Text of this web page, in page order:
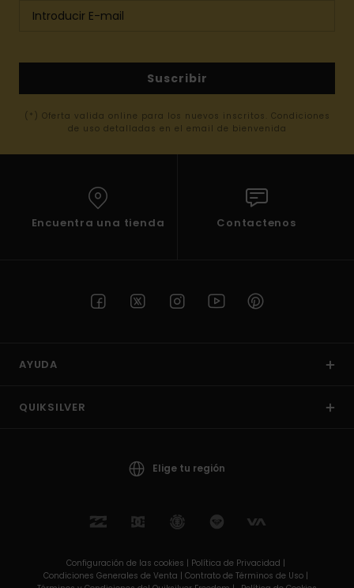
Suscribir
(*) Oferta valida online para los nuevos inscritos. Condiciones
de uso detalladas en el email de bienvenida
Encuentra una tienda Contactenos
AYUDA
QUIKSILVER
Elige tu región
Configuración de las cookies | Política de Privacidad |
Condiciones Generales de Venta | Contrato de Términos de Uso |